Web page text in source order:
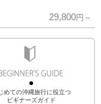
29,800円～
めての沖縄旅行に役立つ
ビギナーズガイド